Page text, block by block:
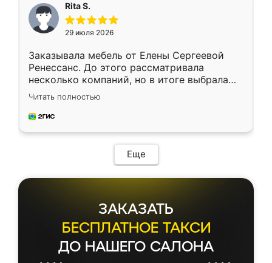
Rita S.
29 июля 2026
Заказывала мебель от Елены Сергеевой
Ренессанс. До этого рассматривала
несколько компаний, но в итоге выбрала
эту. Сначала обговорили условия, потом
приехал замерщик, всё спокойно объяснил
и снял размеры. Изготовили в срок, с
мебель сразу встала на свое место без
каких-либо доработок. Качеством осталась
довольна, все выглядит так, как и ожидала.
Читать полностью
Еще
ЗАКАЗАТЬ
БЕСПЛАТНОЕ ТАКСИ
ДО НАШЕГО САЛОНА